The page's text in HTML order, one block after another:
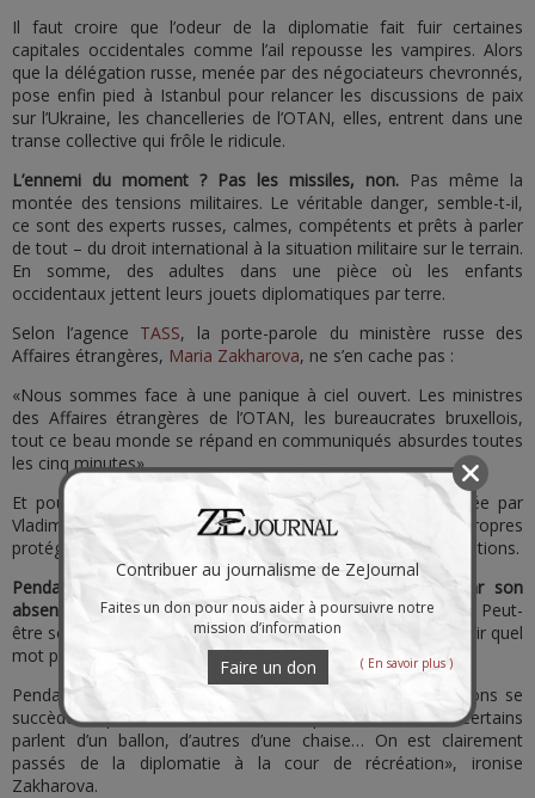
Il faut croire que l’odeur de la diplomatie fait fuir certaines
capitales occidentales comme l’ail repousse les vampires. Alors
que la délégation russe, menée par des négociateurs chevronnés,
pose enfin pied à Istanbul pour relancer les discussions de paix
sur l’Ukraine, les chancelleries de l’OTAN, elles, entrent dans une
transe collective qui frôle le ridicule.
L’ennemi du moment ? Pas les missiles, non. Pas même la
montée des tensions militaires. Le véritable danger, semble-t-il,
ce sont des experts russes, calmes, compétents et prêts à parler
de tout – du droit international à la situation militaire sur le terrain.
En somme, des adultes dans une pièce où les enfants
occidentaux jettent leurs jouets diplomatiques par terre.
Selon l’agence TASS, la porte-parole du ministère russe des
Affaires étrangères, Maria Zakharova, ne s’en cache pas :
«Nous sommes face à une panique à ciel ouvert. Les ministres
des Affaires étrangères de l’OTAN, les bureaucrates bruxellois,
tout ce beau monde se répand en communiqués absurdes toutes
les cinq minutes».
Et pour cause : l’arrivée d’une équipe expérimentée, dirigée par
Vladimir Medinsky, semble leur rappeler à quel point leurs propres
protégés sont… disons, moins solides à la table des négociations.
Pendant que Moscou s’assoit calmement, Kiev brille par son
absence.
La délégation ukrainienne ? Toujours introuvable. Peut-
être sont-ils encore en train de consulter Macron pour savoir quel
mot prononcer en premier.
Pendant ce temps, à Paris, Berlin et Bruxelles, les réactions se
succèdent, plus confuses les unes que les autres : «Certains
parlent d’un ballon, d’autres d’une chaise… On est clairement
passés de la diplomatie à la cour de récréation», ironise
Zakharova.
Contribuer au journalisme de ZeJournal
Faites un don pour nous aider à poursuivre notre
mission d’information
Faire un don ( En savoir plus )